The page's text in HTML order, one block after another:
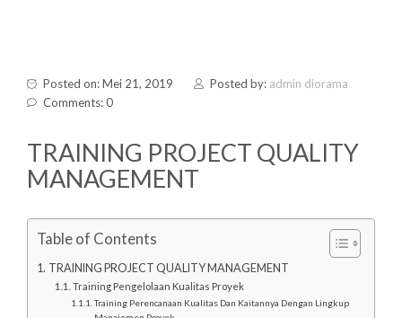
Posted on: Mei 21, 2019 Posted by: admin diorama
Comments: 0
TRAINING PROJECT QUALITY
MANAGEMENT
Table of Contents
TRAINING PROJECT QUALITY MANAGEMENT
Training Pengelolaan Kualitas Proyek
Training Perencanaan Kualitas Dan Kaitannya Dengan Lingkup